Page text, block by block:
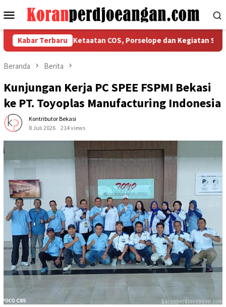
ke
Menu
Mobile
Kabar Terbaru
Tegaskan Ketaatan COS, Porselope dan Kegiatan Sosial
Beranda Berita
Kunjungan Kerja PC SPEE FSPMI Bekasi
ke PT. Toyoplas Manufacturing Indonesia
Kontributor Bekasi
8 Juli 2026
214 views